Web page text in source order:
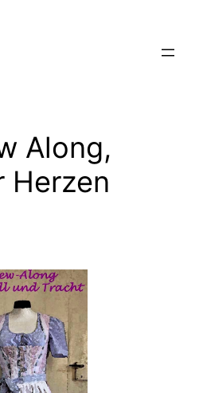
Along,
Herzen